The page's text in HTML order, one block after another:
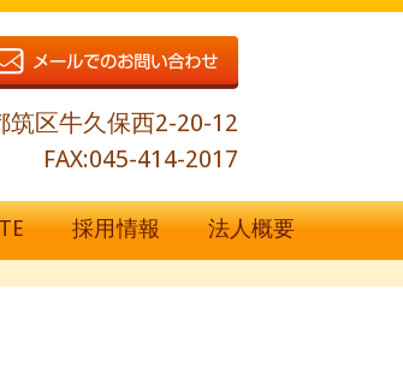
筑区牛久保西2-20-12
FAX:045-414-2017
採用情報 法人概要